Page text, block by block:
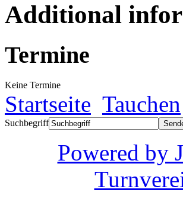
Additional
Termine
Keine Termine
Startseite Tauchen
Suchbegriff
Powered